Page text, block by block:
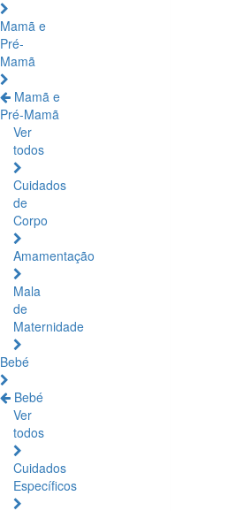
Mamã e
Pré-
Mamã
Mamã e
Pré-Mamã
Ver
todos
Cuidados
de
Corpo
Amamentação
Mala
de
Maternidade
Bebé
Bebé
Ver
todos
Cuidados
Específicos